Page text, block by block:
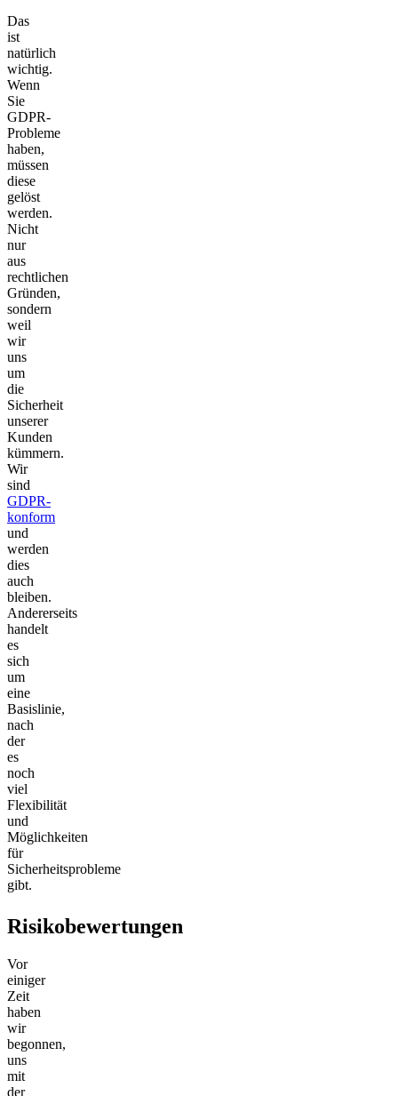
Das
ist
natürlich
wichtig.
Wenn
Sie
GDPR-
Probleme
haben,
müssen
diese
gelöst
werden.
Nicht
nur
aus
rechtlichen
Gründen,
sondern
weil
wir
uns
um
die
Sicherheit
unserer
Kunden
kümmern.
Wir
sind
GDPR-
konform
und
werden
dies
auch
bleiben.
Andererseits
handelt
es
sich
um
eine
Basislinie,
nach
der
es
noch
viel
Flexibilität
und
Möglichkeiten
für
Sicherheitsprobleme
gibt.
Risikobewertungen
Vor
einiger
Zeit
haben
wir
begonnen,
uns
mit
der